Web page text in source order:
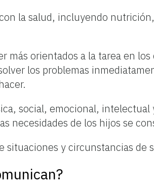
la salud, incluyendo
más orientados a la tarea en
los problemas
social, emocional,
necesidades de los hijos se
situaciones y circunstancias de